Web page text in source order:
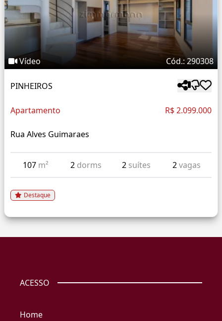
Vídeo Cód.: 290308
PINHEIROS
Apartamento R$ 2.099.000
Rua Alves Guimaraes
107 m² 2 dorms 2 suítes 2vagas
Destaque
ACESSO
Home